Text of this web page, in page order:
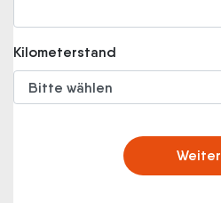
Kilometerstand
Weiter